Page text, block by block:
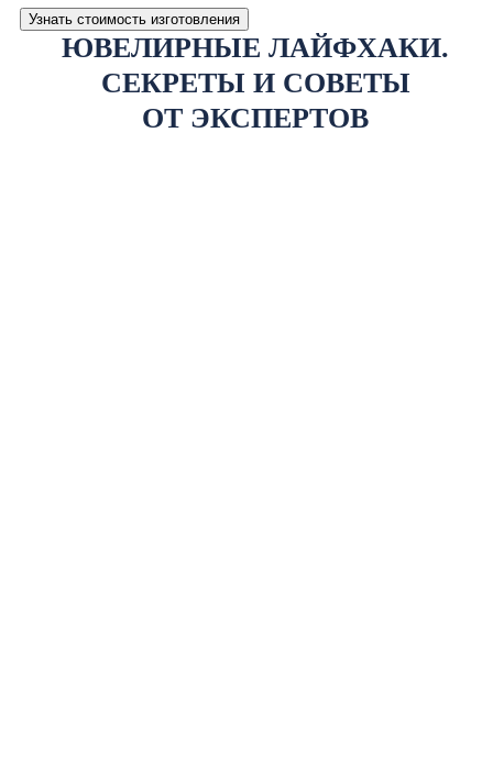
Узнать стоимость изготовления
ЮВЕЛИРНЫЕ ЛАЙФХАКИ.
СЕКРЕТЫ И СОВЕТЫ
ОТ ЭКСПЕРТОВ